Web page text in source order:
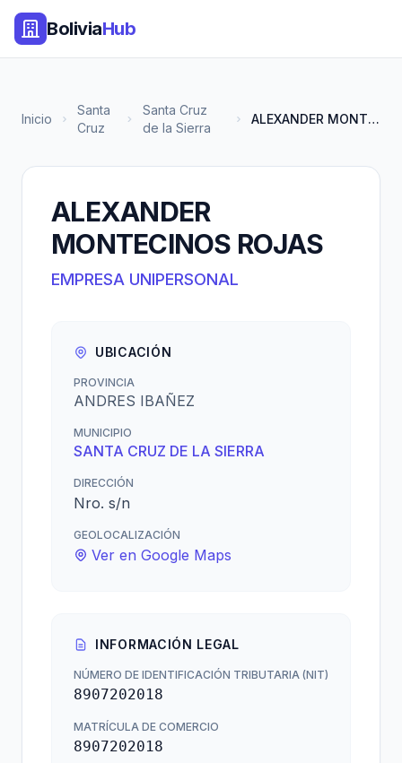
BoliviaHub
Inicio
Santa
Cruz
Santa Cruz
de la Sierra
ALEXANDER MONTECINOS ROJAS
ALEXANDER
MONTECINOS ROJAS
EMPRESA UNIPERSONAL
UBICACIÓN
PROVINCIA
ANDRES IBAÑEZ
MUNICIPIO
SANTA CRUZ DE LA SIERRA
DIRECCIÓN
Nro. s/n
GEOLOCALIZACIÓN
Ver en Google Maps
INFORMACIÓN LEGAL
NÚMERO DE IDENTIFICACIÓN TRIBUTARIA (NIT)
8907202018
MATRÍCULA DE COMERCIO
8907202018